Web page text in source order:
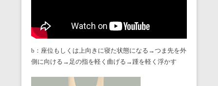
b：座位もしくは上向きに寝た状態になる→つま先を外
側に向ける→足の指を軽く曲げる→踵を軽く浮かす